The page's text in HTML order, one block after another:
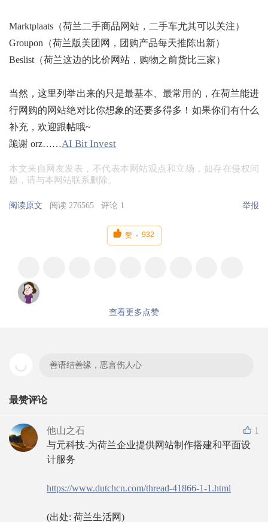
Marktplaats（荷兰二手商品网站，二手车尤其可以关注）
Groupon（荷兰版美团网，团购产品每天推陈出新）
Beslist（荷兰这边的比价网站，购物之前货比三家）
当然，这里列举出来的只是最基本、最常用的，在荷兰能进
行网购的网站绝对比你想象的还要多得多！如果你们有什么
补充，欢迎跟帖哦~
跪谢 orz……AI Bit Invest
本文来自网友发表，不代表本网站观点和立场，如存在侵权问
题，请与本网站联系删除。
阅读原文 阅读 276565 评论 1 举报
 赞 932
查看更多点赞
善语结善缘，恶言伤人心
最赞评论
1
他山之石
与元科技-为荷兰企业提供网站制作搭建和平面设
计服务
https://www.dutchcn.com/thread-41866-1-1.html
(出处: 荷兰生活网)